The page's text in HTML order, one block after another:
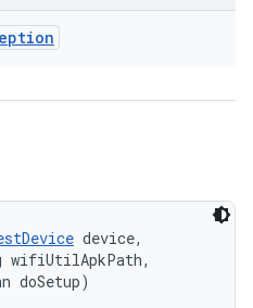
device,
wifiUtilApkPath,
doSetup)